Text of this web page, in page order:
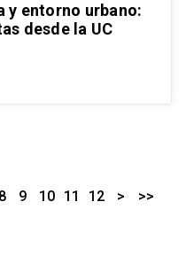
y entorno urbano:
desde la UC
8 9 10 11 12 > >>